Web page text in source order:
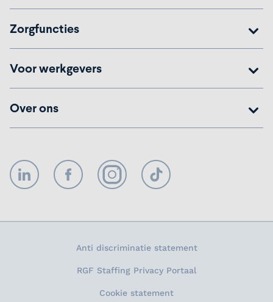
Zorgfuncties
Voor werkgevers
Over ons
LinkedIn FacebookInstagramTikTok
Anti discriminatie statement
RGF Staffing Privacy Portaal
Cookie statement